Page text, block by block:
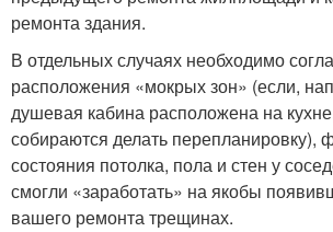
ремонта здания.
В отдельных случаях необходимо
расположения «мокрых зон» (если,
душевая кабина расположена на
собираются делать перепланировку),
состояния потолка, пола и стен у
смогли «заработать» на якобы
вашего ремонта трещинах.